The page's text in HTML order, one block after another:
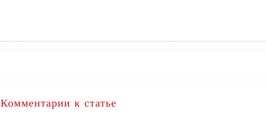
Комментарии к статье